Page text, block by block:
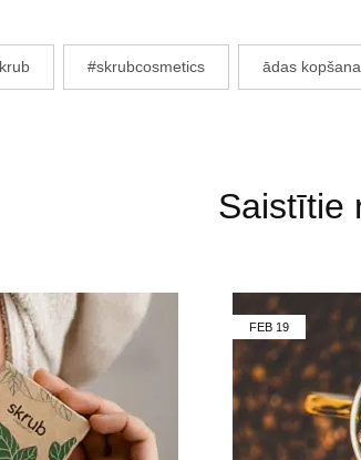
#skrubcosmetics ādas kopšana
Saistītie
FEB 19